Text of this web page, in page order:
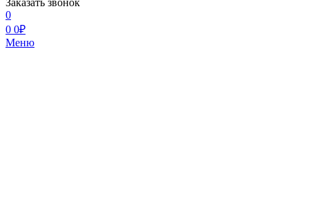
Заказать звонок
0
0 0₽
Меню